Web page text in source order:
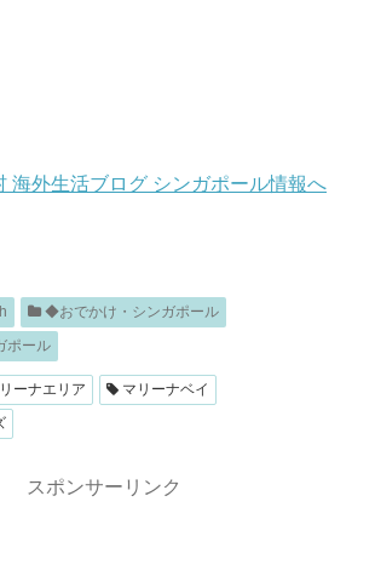
◆おでかけ・シンガポール
ポール
ーナエリア
マリーナベイ
スポンサーリンク